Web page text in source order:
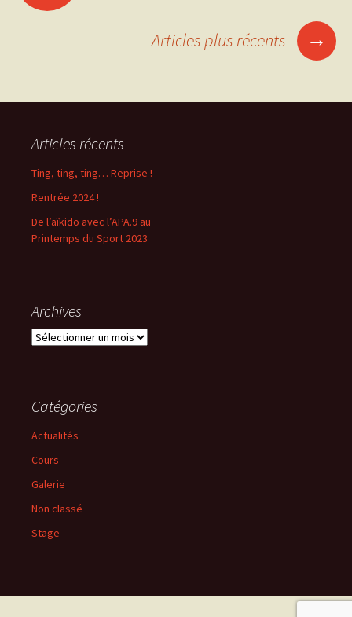
des
Articles plus récents →
Articles récents
Ting, ting, ting… Reprise !
Rentrée 2024 !
De l’aïkido avec l’APA.9 au
Printemps du Sport 2023
Archives
Archives
Catégories
Actualités
Cours
Galerie
Non classé
Stage